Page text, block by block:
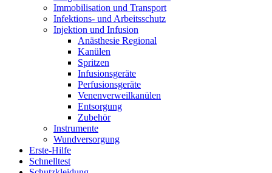
Immobilisation und Transport
Infektions- und Arbeitsschutz
Injektion und Infusion
Anästhesie Regional
Kanülen
Spritzen
Infusionsgeräte
Perfusionsgeräte
Venenverweilkanülen
Entsorgung
Zubehör
Instrumente
Wundversorgung
Erste-Hilfe
Schnelltest